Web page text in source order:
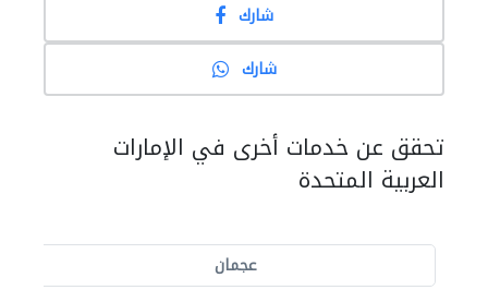
شارك
شارك
تحقق عن خدمات أخرى في الإمارات
العربية المتحدة
عجمان